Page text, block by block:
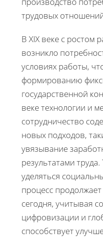
трудовых
В XIX веке с ростом
возникло
условиях работы,
формированию
государственной
веке технологии и
сотрудничество
новых подходов,
увязывание
результатами
уделяться
процесс
сегодня, учитывая
цифровизации и
способствует